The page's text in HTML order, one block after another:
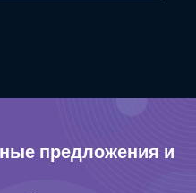
предложения и